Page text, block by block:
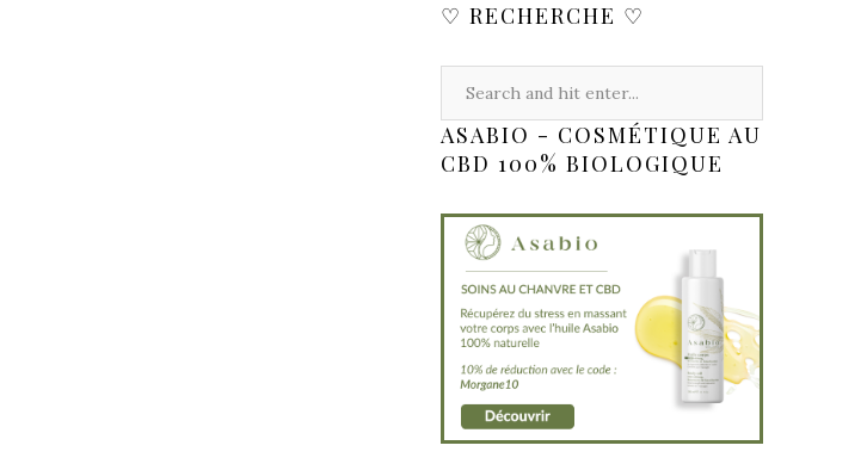
♡ RECHERCHE ♡
ASABIO - COSMÉTIQUE AU
CBD 100% BIOLOGIQUE